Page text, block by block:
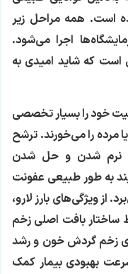
همه مراحل زیر
اجرا می‌شود.
که شاید امیدی به
خود را بسیار تخصصی
را می‌خورند. ترشح
شدن و حل شدن
طور طبیعی عفونت
ویژگی‌های بارز لارو،
بافت اصلی زخم
زخم گردش خون و رشد
بهبودی بیمار کمک